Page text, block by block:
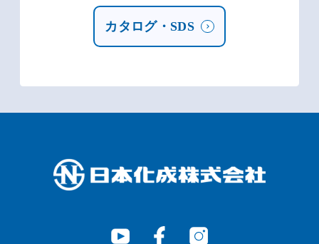
カタログ・SDS